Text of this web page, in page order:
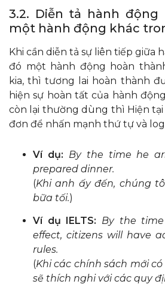
3.2. Diễn tả hành
một hành động khác
Khi cần diễn tả sự liên tiếp giữa
đó một hành động hoàn
kia, thì tương lai hoàn thành
hiện sự hoàn tất của hành
còn lại thường dùng thì Hiện
đơn để nhấn mạnh thứ tự và
Ví dụ: By the time he
prepared dinner.
(Khi anh ấy đến, chúng
bữa tối.)
Ví dụ IELTS: By the
effect, citizens will have
rules.
(Khi các chính sách mới
sẽ thích nghi với các quy